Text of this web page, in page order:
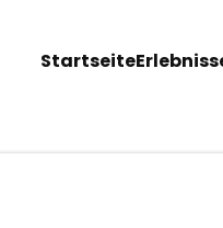
Startseite